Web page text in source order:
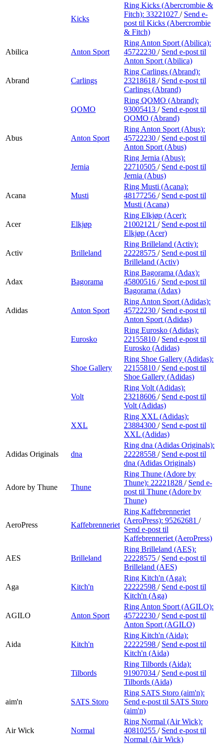
Kicks
Ring Kicks (Abercrombie &
Fitch): 33221027 / Send e-
post til Kicks (Abercrombie
& Fitch)
Abilica Anton Sport
Ring Anton Sport (Abilica):
45722230 / Send e-post til
Anton Sport (Abilica)
Abrand Carlings
Ring Carlings (Abrand):
23218618 / Send e-post til
Carlings (Abrand)
QOMO
Ring QOMO (Abrand):
93005413 / Send e-post til
QOMO (Abrand)
Abus Anton Sport
Ring Anton Sport (Abus):
45722230 / Send e-post til
Anton Sport (Abus)
Jernia
Ring Jernia (Abus):
22710505 / Send e-post til
Jernia (Abus)
Acana Musti
Ring Musti (Acana):
48177256 / Send e-post til
Musti (Acana)
Acer Elkjøp
Ring Elkjøp (Acer):
21002121 / Send e-post til
Elkjøp (Acer)
Activ Brilleland
Ring Brilleland (Activ):
22228575 / Send e-post til
Brilleland (Activ)
Adax Bagorama
Ring Bagorama (Adax):
45800516 / Send e-post til
Bagorama (Adax)
Adidas Anton Sport
Ring Anton Sport (Adidas):
45722230 / Send e-post til
Anton Sport (Adidas)
Eurosko
Ring Eurosko (Adidas):
22155810 / Send e-post til
Eurosko (Adidas)
Shoe Gallery
Ring Shoe Gallery (Adidas):
22155810 / Send e-post til
Shoe Gallery (Adidas)
Volt
Ring Volt (Adidas):
23218606 / Send e-post til
Volt (Adidas)
XXL
Ring XXL (Adidas):
23884300 / Send e-post til
XXL (Adidas)
Adidas Originals dna
Ring dna (Adidas Originals):
22228558 / Send e-post til
dna (Adidas Originals)
Adore by Thune Thune
Ring Thune (Adore by
Thune): 22221828 / Send e-
post til Thune (Adore by
Thune)
AeroPress Kaffebrenneriet
Ring Kaffebrenneriet
(AeroPress): 95262681 /
Send e-post til
Kaffebrenneriet (AeroPress)
AES Brilleland
Ring Brilleland (AES):
22228575 / Send e-post til
Brilleland (AES)
Aga Kitch'n
Ring Kitch'n (Aga):
22222598 / Send e-post til
Kitch'n (Aga)
AGILO Anton Sport
Ring Anton Sport (AGILO):
45722230 / Send e-post til
Anton Sport (AGILO)
Aida Kitch'n
Ring Kitch'n (Aida):
22222598 / Send e-post til
Kitch'n (Aida)
Tilbords
Ring Tilbords (Aida):
91907034 / Send e-post til
Tilbords (Aida)
aim'n SATS Storo
Ring SATS Storo (aim'n):
Send e-post til SATS Storo
(aim'n)
Air Wick Normal
Ring Normal (Air Wick):
40810255 / Send e-post til
Normal (Air Wick)